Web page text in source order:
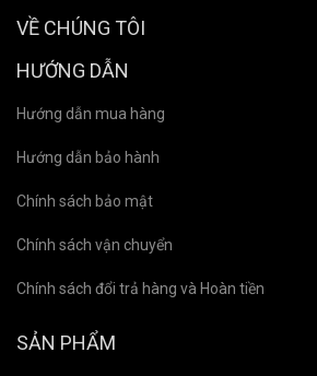
VỀ CHÚNG TÔI
HƯỚNG DẪN
Hướng dẫn mua hàng
Hướng dẫn bảo hành
Chính sách bảo mật
Chính sách vận chuyển
Chính sách đổi trả hàng và Hoàn tiền
SẢN PHẨM